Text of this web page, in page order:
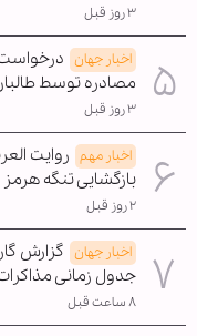
۳ روز قبل
اخبار جهان
مصادره توسط
۳ روز قبل
اخبار مهم روایت
بازگشایی تنگه هرمز
۲ روز قبل
اخبار جهان گزارش
جدول زمانی مذاکرات
۸ ساعت قبل